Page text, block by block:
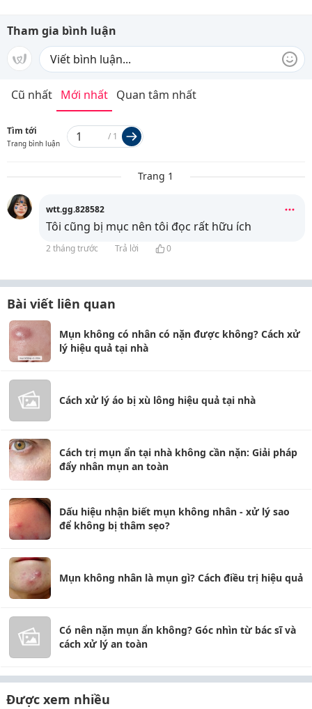
Tham gia bình luận
Cũ nhất Mới nhất Quan tâm nhất
Tìm tới
Trang bình luận
/ 1
Trang 1
wtt.gg.828582
Tôi cũng bị mục nên tôi đọc rất hữu ích
2 tháng trước Trả lời 0
Bài viết liên quan
Mụn không có nhân có nặn được không? Cách xử
lý hiệu quả tại nhà
Cách xử lý áo bị xù lông hiệu quả tại nhà
Cách trị mụn ẩn tại nhà không cần nặn: Giải pháp
đẩy nhân mụn an toàn
Dấu hiệu nhận biết mụn không nhân - xử lý sao
để không bị thâm sẹo?
Mụn không nhân là mụn gì? Cách điều trị hiệu quả
Có nên nặn mụn ẩn không? Góc nhìn từ bác sĩ và
cách xử lý an toàn
Được xem nhiều